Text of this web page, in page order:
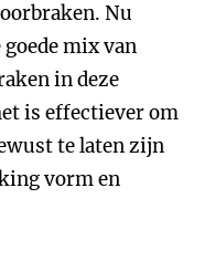
Nu
mix van
in deze
is effectiever om
te laten zijn
vorm en